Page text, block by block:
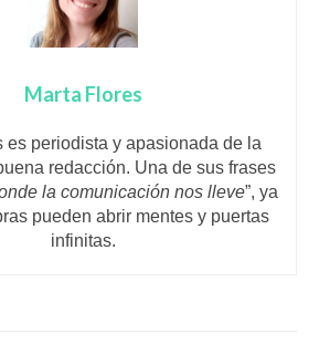
Marta Flores
es periodista y apasionada de la
redacción. Una de sus frases
la comunicación nos lleve”, ya
pueden abrir mentes y puertas
infinitas.